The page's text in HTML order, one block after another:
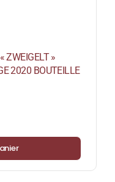
ZWEIGELT »
2020 BOUTEILLE